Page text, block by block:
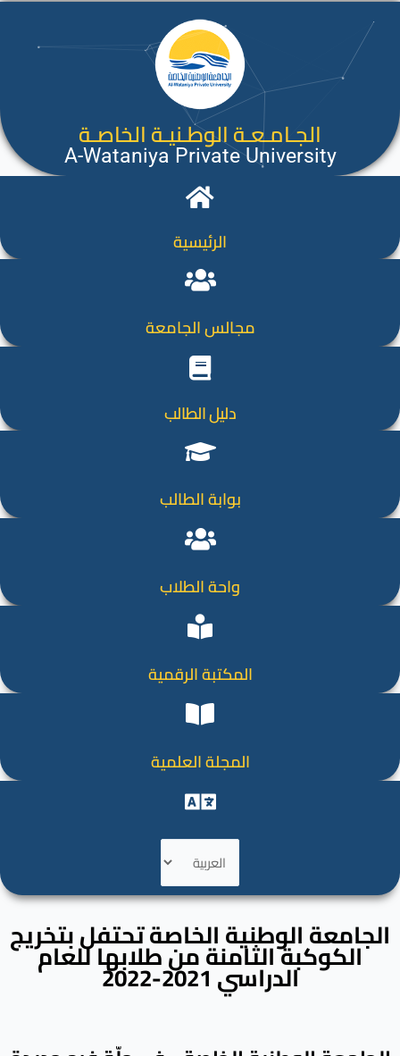
الجـامـعـة الوطـنيـة الخاصـة
A-Wataniya Private University
الرئيسية
مجالس الجامعة
دليل الطالب
بوابة الطالب
واحة الطلاب
المكتبة الرقمية
المجلة العلمية
اختر
لغة
الجامعة الوطنية الخاصة تحتفل بتخريج
الكوكبة الثامنة من طلابها للعام
الدراسي 2021-2022